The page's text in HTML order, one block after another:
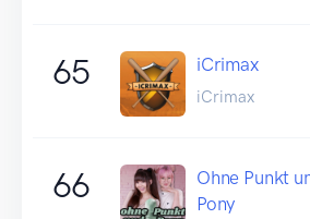
65 iCrimax
iCrimax
66
Ohne Punkt
Pony